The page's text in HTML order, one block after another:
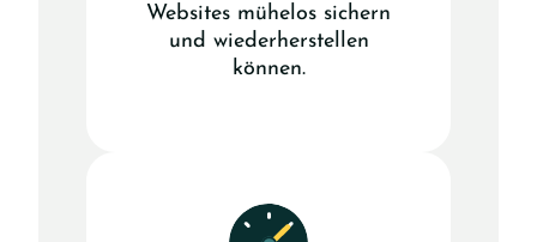
Websites mühelos sichern
und wiederherstellen
können.